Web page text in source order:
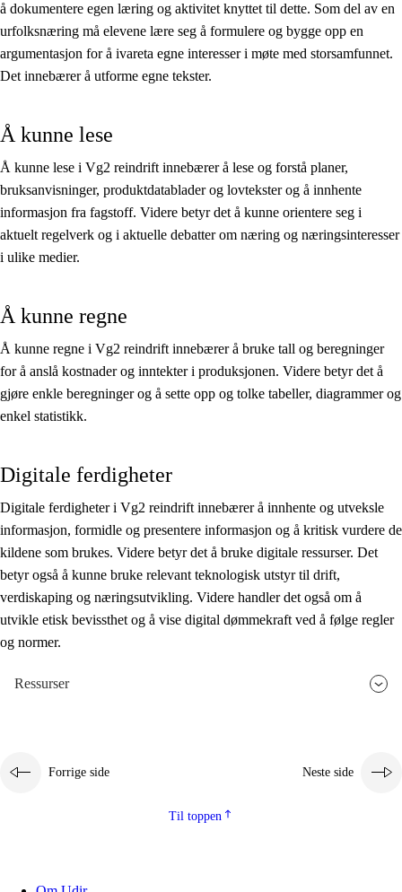
å dokumentere egen læring og aktivitet knyttet til dette. Som del av en
urfolksnæring må elevene lære seg å formulere og bygge opp en
argumentasjon for å ivareta egne interesser i møte med storsamfunnet.
Det innebærer å utforme egne tekster.
Å kunne lese
Å kunne lese i Vg2 reindrift innebærer å lese og forstå planer,
bruksanvisninger, produktdatablader og lovtekster og å innhente
informasjon fra fagstoff. Videre betyr det å kunne orientere seg i
aktuelt regelverk og i aktuelle debatter om næring og næringsinteresser
i ulike medier.
Å kunne regne
Å kunne regne i Vg2 reindrift innebærer å bruke tall og beregninger
for å anslå kostnader og inntekter i produksjonen. Videre betyr det å
gjøre enkle beregninger og å sette opp og tolke tabeller, diagrammer og
enkel statistikk.
Digitale ferdigheter
Digitale ferdigheter i Vg2 reindrift innebærer å innhente og utveksle
informasjon, formidle og presentere informasjon og å kritisk vurdere de
kildene som brukes. Videre betyr det å bruke digitale ressurser. Det
betyr også å kunne bruke relevant teknologisk utstyr til drift,
verdiskaping og næringsutvikling. Videre handler det også om å
utvikle etisk bevissthet og å vise digital dømmekraft ved å følge regler
og normer.
Ressurser
Forrige side Neste side
Til toppen